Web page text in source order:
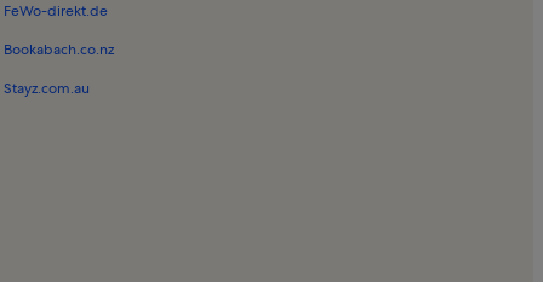
FeWo-direkt.de
Bookabach.co.nz
Stayz.com.au